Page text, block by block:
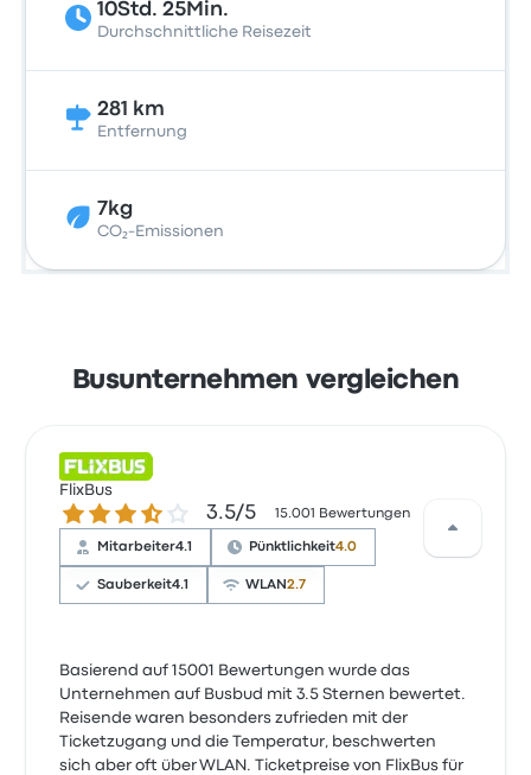
10Std. 25Min.
Durchschnittliche Reisezeit
281 km
Entfernung
7kg
CO₂-Emissionen
Busunternehmen vergleichen
FlixBus
3.5 von 5 Sternen3.5/5 15.001 Bewertungen
Mitarbeiter4.1 Pünktlichkeit4.0
Sauberkeit4.1 WLAN2.7
Basierend auf 15001 Bewertungen wurde das
Unternehmen auf Busbud mit 3.5 Sternen bewertet.
Reisende waren besonders zufrieden mit der
Ticketzugang und die Temperatur, beschwerten
sich aber oft über WLAN. Ticketpreise von FlixBus für